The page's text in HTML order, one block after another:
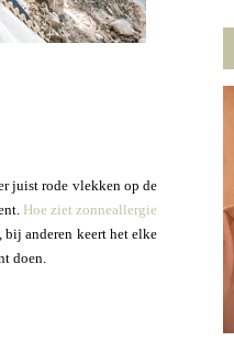
juist rode vlekken op de
Hoe ziet zonneallergie
anderen keert het elke
doen.